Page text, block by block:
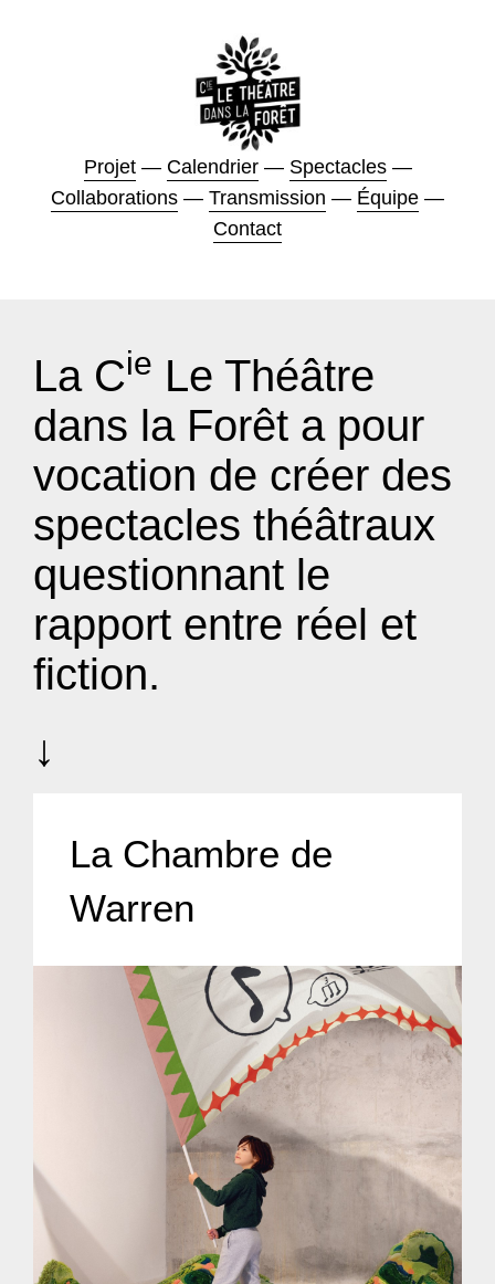
Projet— Calendrier— Spectacles—
Collaborations — Transmission — Équipe —
Contact
La Cie Le Théâtre
dans la Forêt a pour
vocation de créer des
spectacles théâtraux
questionnant le
rapport entre réel et
fiction.
↓
La Chambre de
Warren